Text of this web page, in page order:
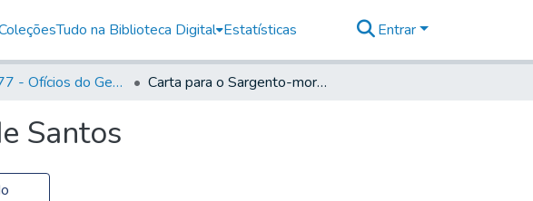
Tudo na Biblioteca Digital Estatísticas Entrar
Volume 77 - Ofícios do General Martim Lopes Lobo de Saldanha (Governador da Capitania): 1776-1777 Carta para o Sargento-mor Comandante de Santos
Santos